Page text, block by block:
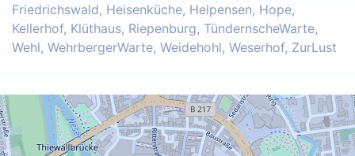
Friedrichswald, Heisenküche, Helpensen, Hope,
Kellerhof, Klüthaus, Riepenburg, TündernscheWarte,
Wehl, WehrbergerWarte, Weidehohl, Weserhof, ZurLust